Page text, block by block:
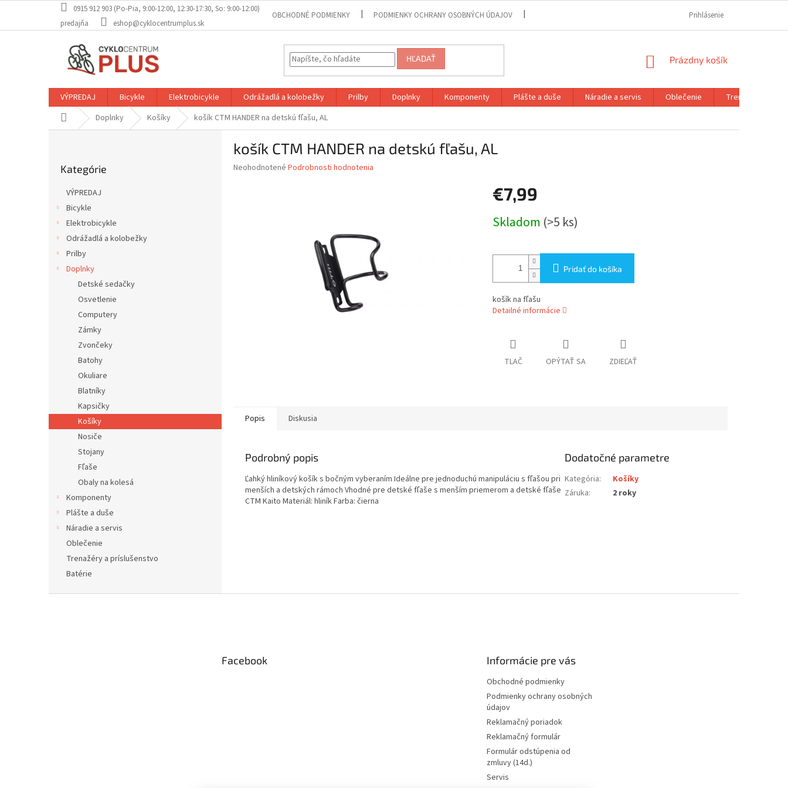
obsah
0915 912 903 (Po-Pia, 9:00-12:00, 12:30-17:30, So: 9:00-12:00)
predajňa
eshop@cyklocentrumplus.sk
OBCHODNÉ PODMIENKY PODMIENKY OCHRANY OSOBNÝCH ÚDAJOV REKLAMAČNÝ FORMULÁR
Prihlásenie
HĽADAŤ
NÁKUPNÝ
Prázdny košík
VÝPREDAJ Bicykle Elektrobicykle Odrážadlá a kolobežky Prilby Doplnky Komponenty Plášte a duše Náradie a servis Oblečenie
Trenažéry a
DomovDoplnky Košíky košík CTM HANDER na detskú fľašu, AL
kategórie
Kategórie
VÝPREDAJ
Bicykle
Elektrobicykle
Odrážadlá a kolobežky
Prilby
Doplnky
Detské sedačky
Osvetlenie
Computery
Zámky
Zvončeky
Batohy
Okuliare
Blatníky
Kapsičky
Košíky
Nosiče
Stojany
Fľaše
Obaly na kolesá
Komponenty
Plášte a duše
Náradie a servis
Oblečenie
Trenažéry a príslušenstvo
Batérie
košík CTM HANDER na detskú fľašu, AL
Priemerné
Neohodnotené Podrobnosti hodnotenia
€7,99
cena:
Skladom (>5 ks)
Pridať do košíka
košík na fľašu
Detailné informácie
TLAČ OPÝTAŤ SA ZDIEĽAŤ
Popis Diskusia
Podrobný popis
Ľahký hliníkový košík s bočným vyberaním Ideálne pre jednoduchú manipuláciu s fľašou pri
menších a detských rámoch Vhodné pre detské fľaše s menším priemerom a detské fľaše
CTM Kaito Materiál: hliník Farba: čierna
Dodatočné parametre
Kategória:
Košíky
Záruka: 2 roky
Facebook Informácie pre vás
Obchodné podmienky
Podmienky ochrany osobných
údajov
Reklamačný poriadok
Reklamačný formulár
Formulár odstúpenia od
zmluvy (14d.)
Servis